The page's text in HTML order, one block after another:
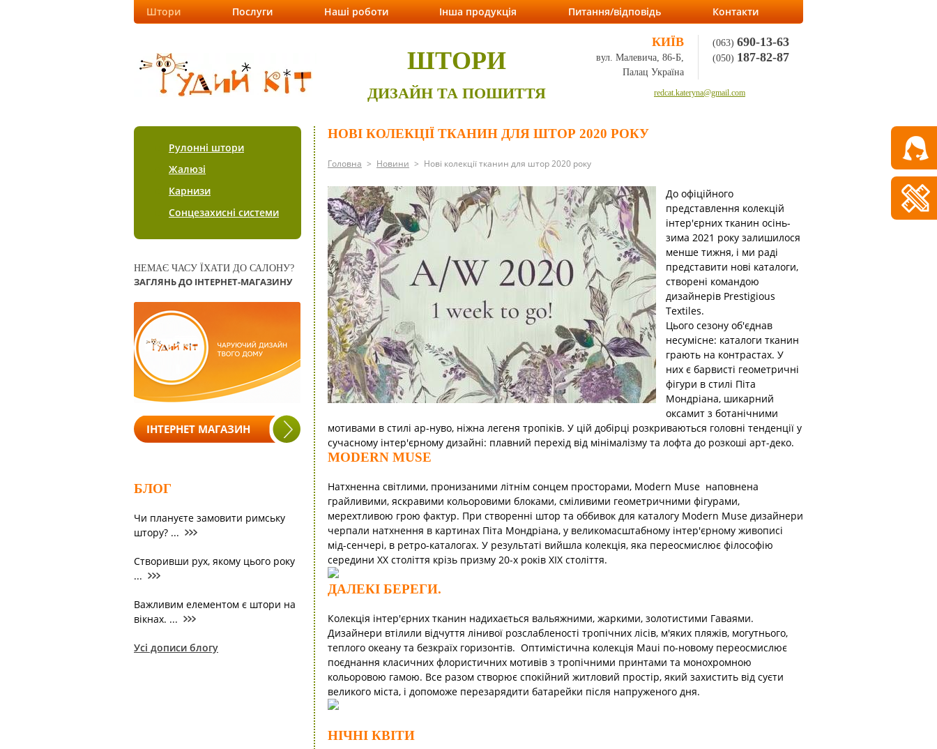
Штори Послуги Наші роботи Інша продукція Питання/відповідь Контакти
ШТОРИ
ДИЗАЙН ТА ПОШИТТЯ
КИЇВ
вул. Малевича, 86-Б,
Палац Україна
(063) 690-13-63
(050) 187-82-87
redcat.kateryna@gmail.com
Рулонні штори
Жалюзі
Карнизи
Сонцезахисні системи
НЕМАЄ ЧАСУ ЇХАТИ ДО САЛОНУ?
ЗАГЛЯНЬ ДО ІНТЕРНЕТ-МАГАЗИНУ
ІНТЕРНЕТ МАГАЗИН
БЛОГ
Чи плануєте замовити римську
штору? ...
Створивши рух, якому цього року
...
Важливим елементом є штори на
вікнах. ...
Усі дописи блогу
НОВІ КОЛЕКЦІЇ ТКАНИН ДЛЯ ШТОР 2020 РОКУ
Головна > Новини > Нові колекції тканин для штор 2020 року
До офіційного
представлення колекцій
інтер'єрних тканин осінь-
зима 2021 року залишилося
менше тижня, і ми раді
представити нові каталоги,
створені командою
дизайнерів Prestigious
Textiles.
Цього сезону об'єднав
несумісне: каталоги тканин
грають на контрастах. У
них є барвисті геометричні
фігури в стилі Піта
Мондріана, шикарний
оксамит з ботанічними
мотивами в стилі ар-нуво, ніжна легеня тропіків. У цій добірці розкриваються головні тенденції у
сучасному інтер'єрному дизайні: плавний перехід від мінімалізму та лофта до розкоші арт-деко.
MODERN MUSE
Натхненна світлими, пронизаними літнім сонцем просторами, Modern Muse наповнена
грайливими, яскравими кольоровими блоками, сміливими геометричними фігурами,
мерехтливою грою фактур. При створенні штор та оббивок для каталогу Modern Muse дизайнери
черпали натхнення в картинах Піта Мондріана, у великомасштабному інтер'єрному живописі
мід-сенчері, в ретро-каталогах. У результаті вийшла колекція, яка переосмислює філософію
середини ХХ століття крізь призму 20-х років XIX століття.
ДАЛЕКІ БЕРЕГИ.
Колекція інтер'єрних тканин надихається вальяжними, жаркими, золотистими Гаваями.
Дизайнери втілили відчуття лінивої розслабленості тропічних лісів, м'яких пляжів, могутнього,
теплого океану та безкраїх горизонтів. Оптимістична колекція Maui по-новому переосмислює
поєднання класичних флористичних мотивів з тропічними принтами та монохромною
кольоровою гамою. Все разом створює спокійний житловий простір, який захистить від суєти
великого міста, і допоможе перезарядити батарейки після напруженого дня.
НІЧНІ КВІТИ